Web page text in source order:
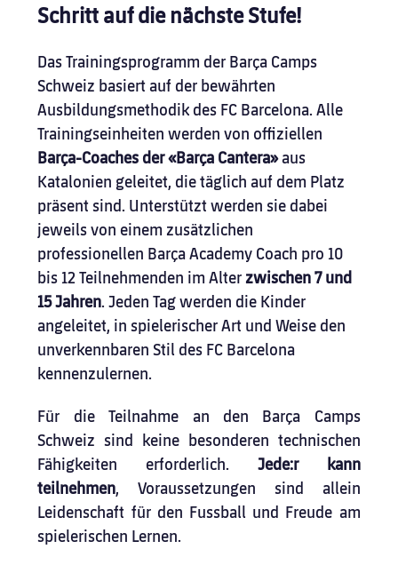
Schritt auf die nächste Stufe!
Das Trainingsprogramm der Barça Camps
Schweiz basiert auf der bewährten
Ausbildungsmethodik des FC Barcelona. Alle
Trainingseinheiten werden von offiziellen
Barça-Coaches der «Barça Cantera» aus
Katalonien geleitet, die täglich auf dem Platz
präsent sind. Unterstützt werden sie dabei
jeweils von einem zusätzlichen
professionellen Barça Academy Coach pro 10
bis 12 Teilnehmenden im Alter zwischen 7 und
15 Jahren. Jeden Tag werden die Kinder
angeleitet, in spielerischer Art und Weise den
unverkennbaren Stil des FC Barcelona
kennenzulernen.
Für die Teilnahme an den Barça Camps
Schweiz sind keine besonderen technischen
Fähigkeiten erforderlich. Jede:r kann
teilnehmen, Voraussetzungen sind allein
Leidenschaft für den Fussball und Freude am
spielerischen Lernen.